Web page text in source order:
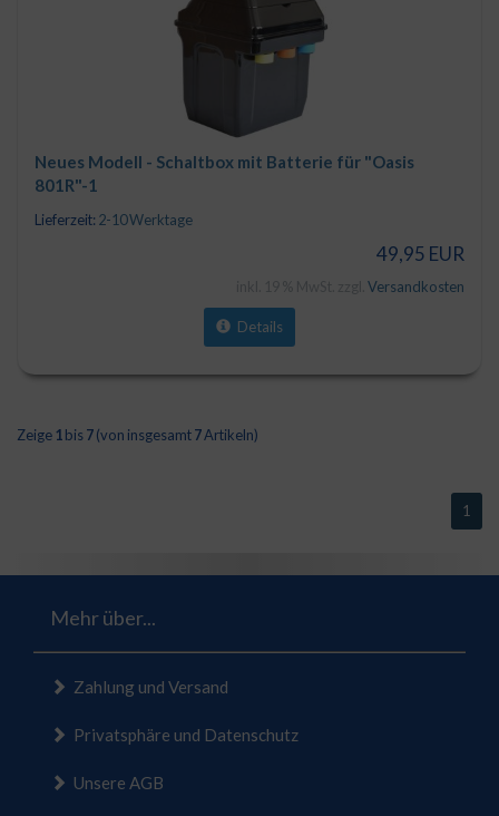
Neues Modell - Schaltbox mit Batterie für "Oasis
801R"-1
Lieferzeit: 2-10 Werktage
49,95 EUR
Versandkosten
Details
Zeige1 bis7(von insgesamt7Artikeln)
1
Mehr über...
Zahlung und Versand
Privatsphäre und Datenschutz
Unsere AGB